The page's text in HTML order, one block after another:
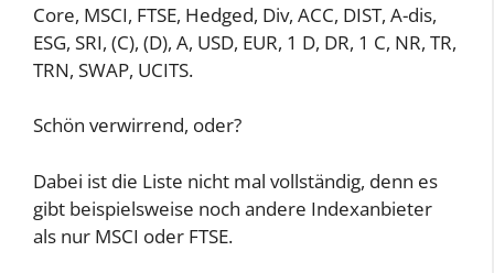
Core, MSCI, FTSE, Hedged, Div, ACC, DIST, A-dis,
ESG, SRI, (C), (D), A, USD, EUR, 1 D, DR, 1 C, NR, TR,
TRN, SWAP, UCITS.
Schön verwirrend, oder?
Dabei ist die Liste nicht mal vollständig, denn es
gibt beispielsweise noch andere Indexanbieter
als nur MSCI oder FTSE.